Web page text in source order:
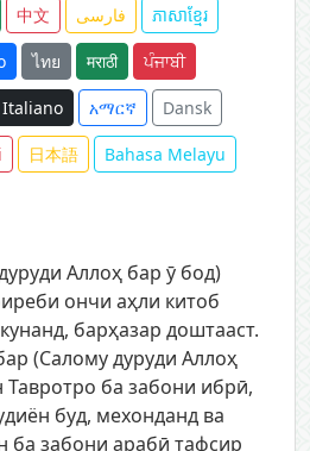
中文 فارسی ភាសាខ្មែរ
ไทย मराठी ਪੰਜਾਬੀ
Italiano አማርኛ Dansk
日本語 Bahasa Melayu
Аллоҳ бар ӯ бод)
ончи аҳли китоб
барҳазар доштааст.
(Салому дуруди Аллоҳ
Тавротро ба забони ибрӣ,
буд, мехонданд ва
ба забони арабӣ тафсир